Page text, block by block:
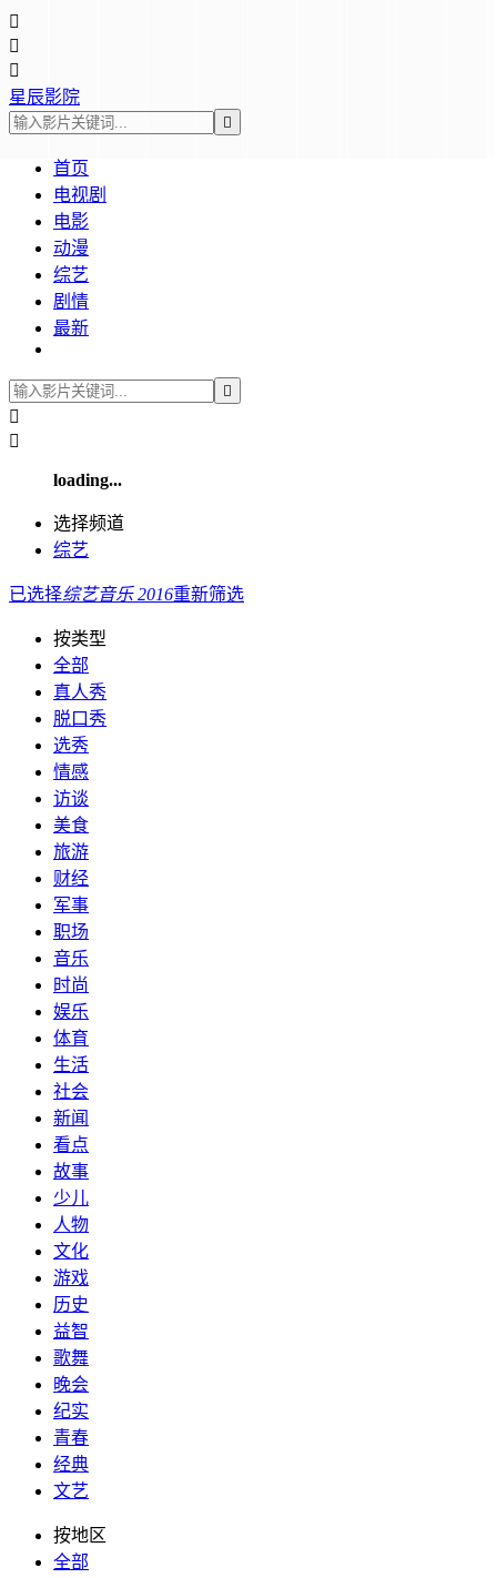



星辰影院

首页
电视剧
电影
动漫
综艺
剧情
最新



loading...
选择频道
综艺
已选择综艺音乐2016重新筛选
按类型
全部
真人秀
脱口秀
选秀
情感
访谈
美食
旅游
财经
军事
职场
音乐
时尚
娱乐
体育
生活
社会
新闻
看点
故事
少儿
人物
文化
游戏
历史
益智
歌舞
晚会
纪实
青春
经典
文艺
按地区
全部